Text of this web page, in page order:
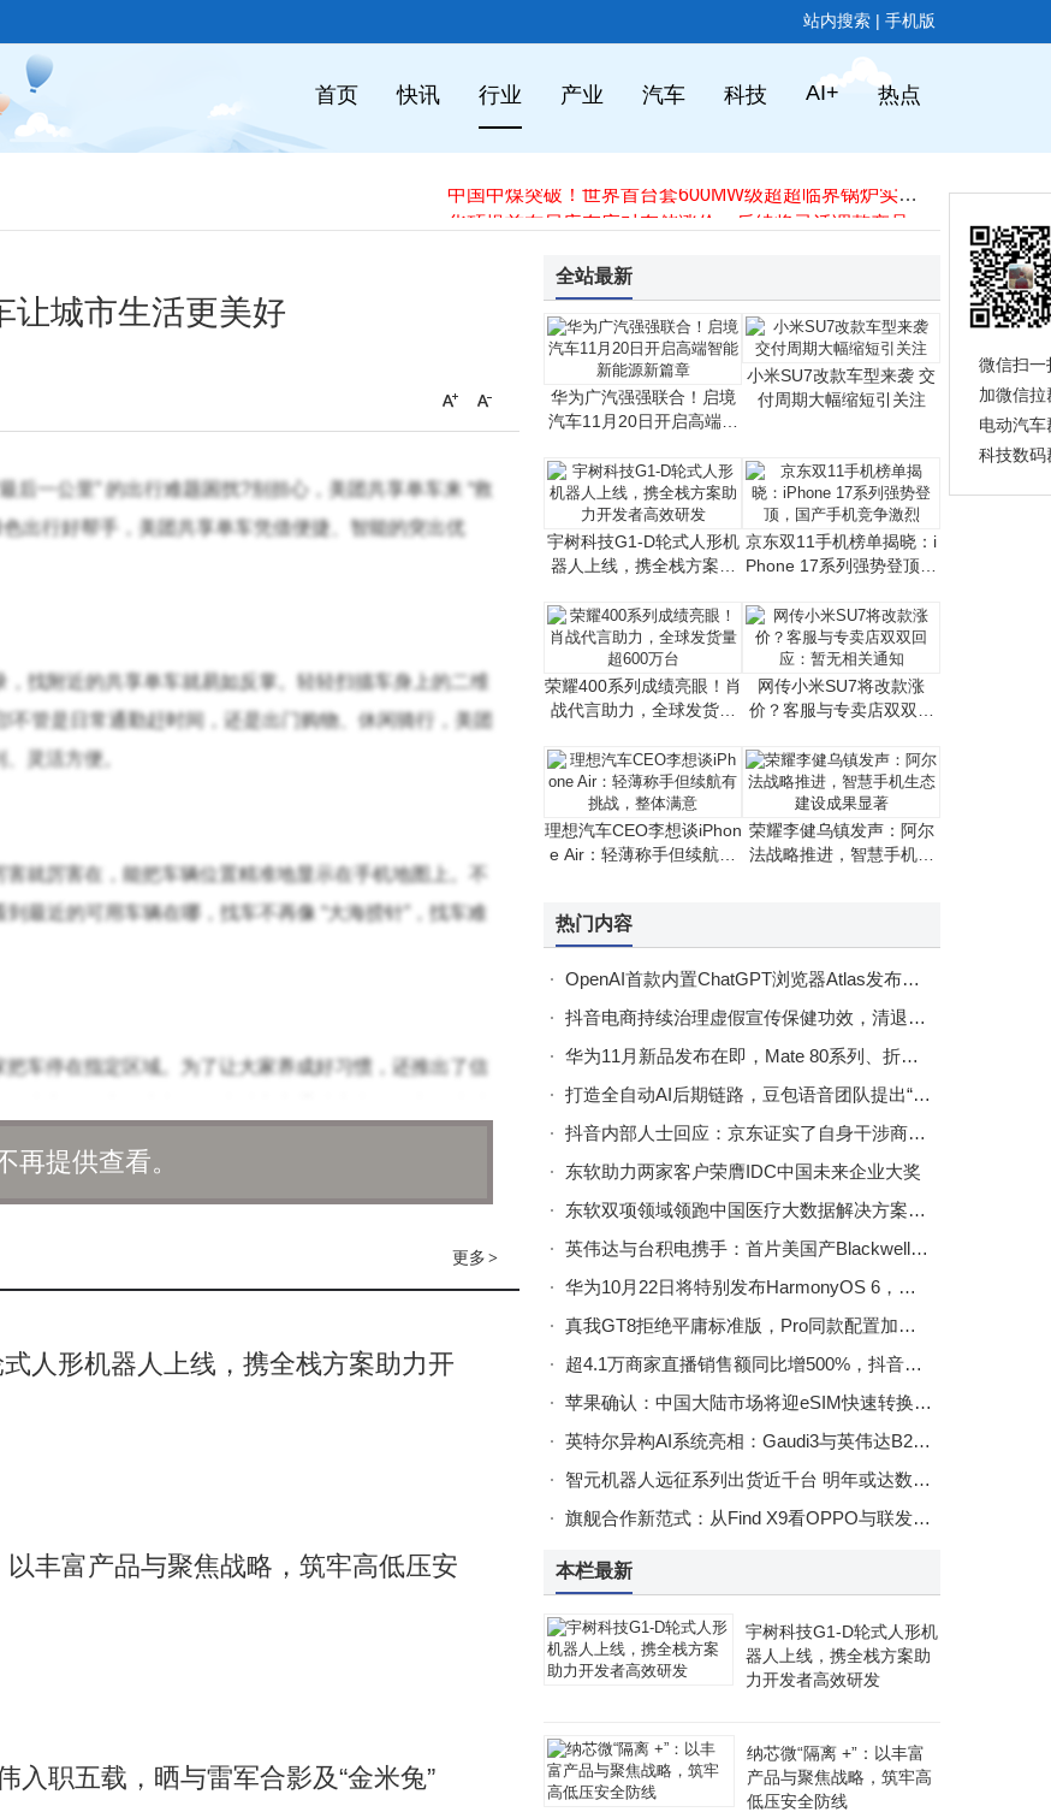
站内搜索 | 手机版
首页 快讯 行业 产业 汽车 科技 AI+ 热点
高通跃龙IQ-X系列工业级PC处理器发布，为工业自动化注入AI新动力
宇树科技G1-D轮式人形机器人上线，携全栈方案助力开发者高效研发
华硕提前布局库存应对存储涨价，后续将灵活调整产品与售价策略
2025年Q3中国平板市场：出货量增10.9%，华为连续八季领跑
让城市生活更美好
后一公里” 的出行难题困扰?别担心，美团共享单车来 “救
出行好帮手，美团共享单车凭借便捷、智能的突出优
找附近的共享单车就易如反掌。轻轻扫描车身上的二维
管是日常通勤赶时间，还是出门购物、休闲骑行，美团
灵活方便。
就厉害在，能把车辆位置精准地显示在手机地图上。不
最近的可用车辆在哪，找车不再像 “大海捞针”，找车难
车停在指定区域。为了让大家养成好习惯，还推出了信
样的优惠套餐，月卡、季卡都有。不管你是每天都要骑
选手”，都能找到适合自己的套餐。算下来，每次骑行花
中有任何问题，他们都会快速响应处理，全方位为你的骑
色生活的积极倡导者。选择美团共享单车，每一次骑行
得更美好!别犹豫啦，赶紧下载美团 App，开启属于你的
再提供查看。
更多 >
人形机器人上线，携全栈方案助力开
以丰富产品与聚焦战略，筑牢高低压安
入职五载，晒与雷军合影及“金米兔”
全站最新
华为广汽强强联合！启境
汽车11月20日开启高端智
小米SU7改款车型来袭 交
付周期大幅缩短引关注
宇树科技G1-D轮式人形机
器人上线，携全栈方案助
京东双11手机榜单揭晓：i
Phone 17系列强势登顶，
荣耀400系列成绩亮眼！肖
战代言助力，全球发货量
网传小米SU7将改款涨
价？客服与专卖店双双回
理想汽车CEO李想谈iPhon
e Air：轻薄称手但续航有
荣耀李健乌镇发声：阿尔
法战略推进，智慧手机生
热门内容
OpenAI首款内置ChatGPT浏览器Atlas发布！支持谷歌数据导入，免费下载享7天会员
抖音电商持续治理虚假宣传保健功效，清退违规达人4.3万名，违规商家793家
华为11月新品发布在即，Mate 80系列、折叠屏X7及nova 15系列将齐登场
打造全自动AI后期链路，豆包语音团队提出“AI多人有声剧”方案
抖音内部人士回应：京东证实了自身干涉商家在其他平台的经营权
东软助力两家客户荣膺IDC中国未来企业大奖
东软双项领域领跑中国医疗大数据解决方案市场
英伟达与台积电携手：首片美国产Blackwell晶圆亚利桑那工厂下线
华为10月22日将特别发布HarmonyOS 6，多设备协同、AI防护等体验再升级
真我GT8拒绝平庸标准版，Pro同款配置加持，10月21日将惊艳亮相
超4.1万商家直播销售额同比增500%，抖音电商双11商家稳健经营
苹果确认：中国大陆市场将迎eSIM快速转换功能，国行iPhone换机更便捷
英特尔异构AI系统亮相：Gaudi3与英伟达B200协同实现高效混合计算
智元机器人远征系列出货近千台 明年或达数千台领跑全球
旗舰合作新范式：从Find X9看OPPO与联发科的深度共研之路
本栏最新
宇树科技G1-D轮式人形机
器人上线，携全栈方案助
力开发者高效研发
纳芯微“隔离 +”：以丰富
产品与聚焦战略，筑牢高
低压安全防线
微信扫一
加微信拉
电动汽车
科技数码